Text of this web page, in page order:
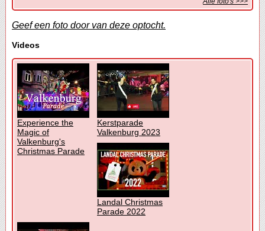
Geef een foto door van deze optocht.
Videos
Experience the
Magic of
Valkenburg's
Christmas Parade
Kerstparade
Valkenburg 2023
Landal Christmas
Parade 2022